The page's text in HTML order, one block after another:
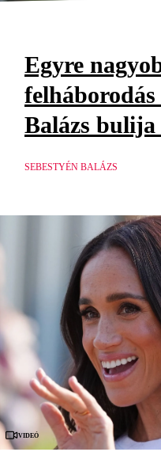
Egyre
felháborodás
Balázs
SEBESTYÉN BALÁZS
Videó